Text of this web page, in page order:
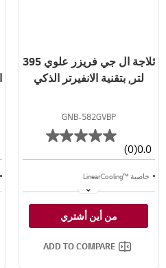
ثلاجة ال جي فريزر علوي 395
لتر, بتقنية الانفيرتر الذكي
GNB-582GVBP
0.0
(0)
خاصية ™LinearCooling
تدفق متعدد للهواء
من أين أشتري
ADD TO COMPARE